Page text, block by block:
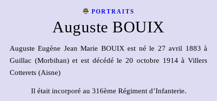
PORTRAITS
Auguste BOUIX
Auguste Eugène Jean Marie BOUIX est né le 27 avril 1883 à
Guillac (Morbihan) et est décédé le 20 octobre 1914 à Villers
Cotterets (Aisne)
Il était incorporé au 316ème Régiment d’Infanterie.